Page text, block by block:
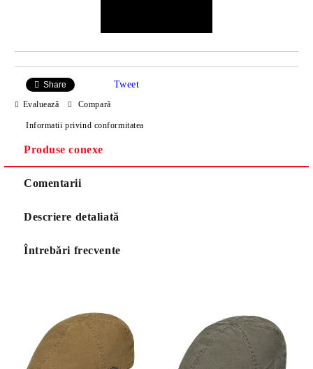
Share Tweet
Evaluează Compară
Informatii privind conformitatea
Produse conexe
Comentarii
Descriere detaliată
Întrebări frecvente